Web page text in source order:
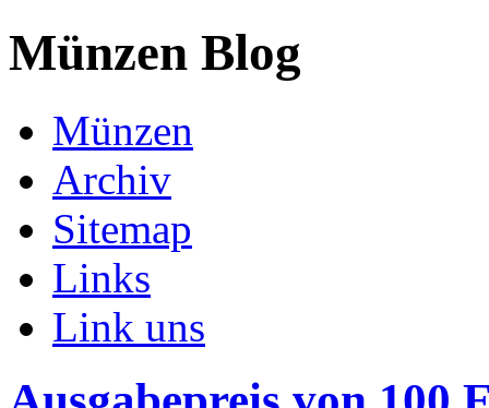
Münzen Blog
Münzen
Archiv
Sitemap
Links
Link uns